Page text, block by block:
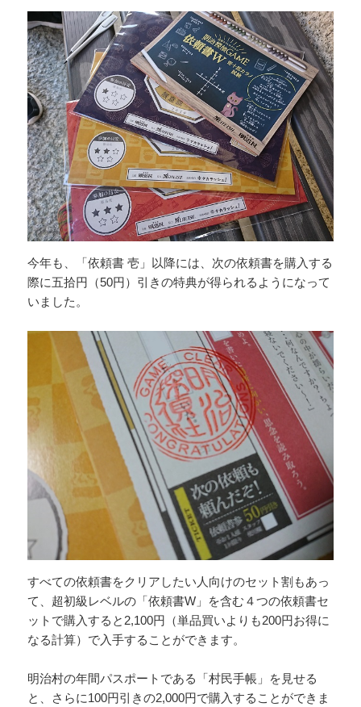
今年も、「依頼書 壱」以降には、次の依頼書を購入する
際に五拾円（50円）引きの特典が得られるようになって
いました。
すべての依頼書をクリアしたい人向けのセット割もあっ
て、超初級レベルの「依頼書W」を含む４つの依頼書セ
ットで購入すると2,100円（単品買いよりも200円お得に
なる計算）で入手することができます。
明治村の年間パスポートである「村民手帳」を見せる
と、さらに100円引きの2,000円で購入することができま